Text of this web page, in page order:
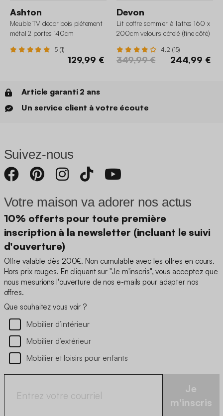
Ashton
Meuble TV décor bois piétement
métal 2 portes 140cm
5 (1)
129,99 €
Devon
Lit coffre sommier à lattes 160 x
200cm velours côtelé (fine côté)
4.2 (15)
349,99 € 244,99 €
Article garanti 2 ans
Un service client à votre écoute
Suivez-nous
Votre maison va adorer nos actus
10% offerts pour toute première
inscription à la newsletter (incluant le suivi
d'ouverture)
Offre valable dès 200€. Non cumulable avec les offres en cours.
Hors prix rouges. En cliquant sur "Je m'inscris", vous acceptez que
nous mesurions l'ouverture de nos e-mails pour adapter nos
offres.
Que souhaitez vous voir ?
Mobilier d’intérieur
Mobilier d’extérieur
Mobilier et loisirs pour enfants
Je
m'inscris